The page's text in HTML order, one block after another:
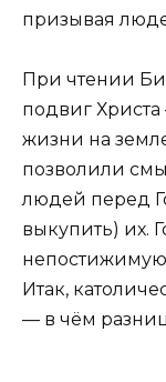
призывая
При чтении
подвиг
жизни на
позволили
людей перед
выкупить) их.
Итак,
— в чём